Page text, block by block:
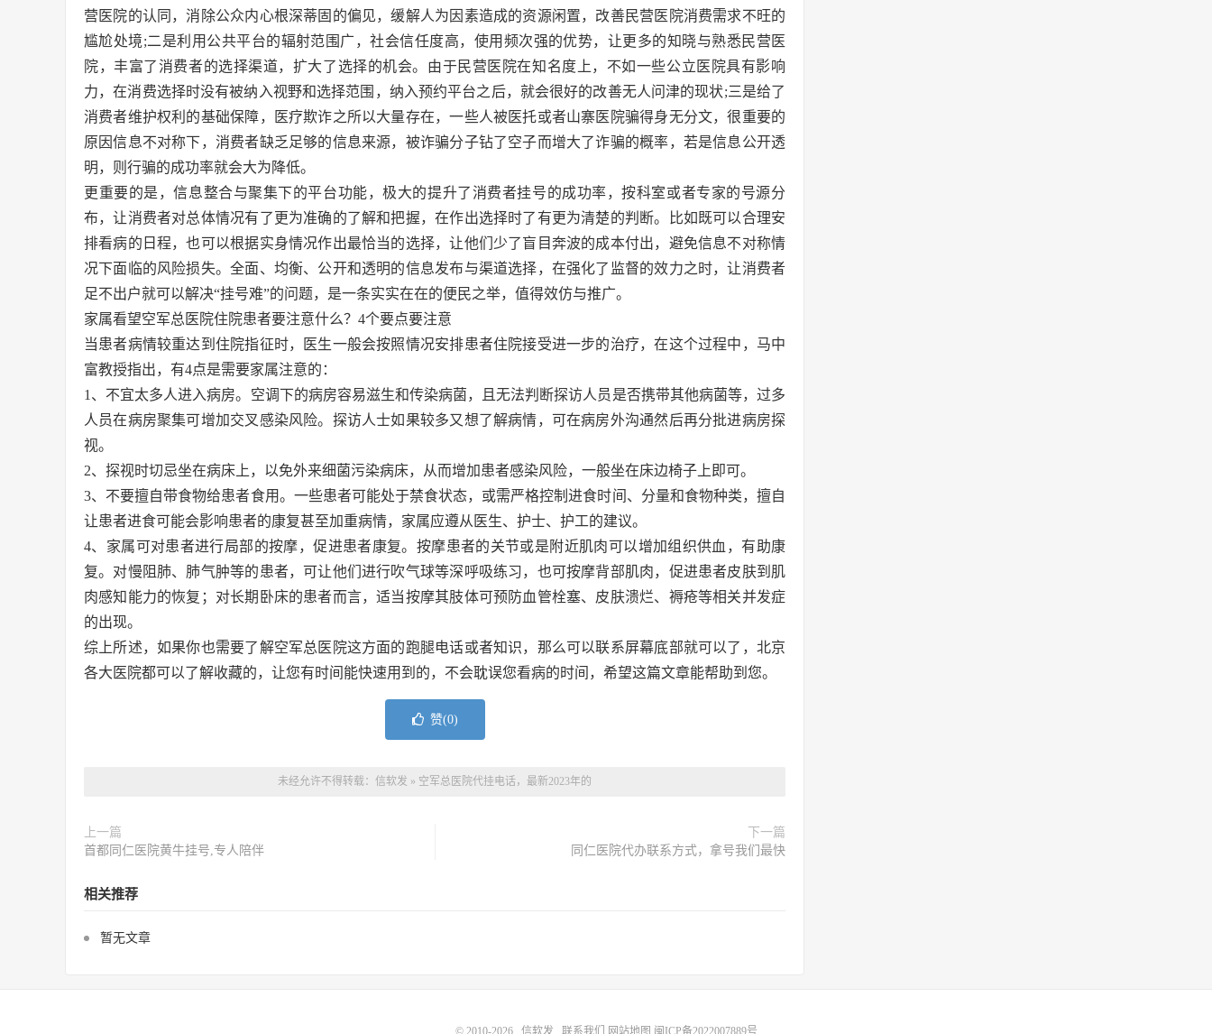
营医院的认同，消除公众内心根深蒂固的偏见，缓解人为因素造成的资源闲置，改善民营医院消费需求不旺的
尴尬处境;二是利用公共平台的辐射范围广，社会信任度高，使用频次强的优势，让更多的知晓与熟悉民营医
院，丰富了消费者的选择渠道，扩大了选择的机会。由于民营医院在知名度上，不如一些公立医院具有影响
力，在消费选择时没有被纳入视野和选择范围，纳入预约平台之后，就会很好的改善无人问津的现状;三是给了
消费者维护权利的基础保障，医疗欺诈之所以大量存在，一些人被医托或者山寨医院骗得身无分文，很重要的
原因信息不对称下，消费者缺乏足够的信息来源，被诈骗分子钻了空子而增大了诈骗的概率，若是信息公开透
明，则行骗的成功率就会大为降低。
更重要的是，信息整合与聚集下的平台功能，极大的提升了消费者挂号的成功率，按科室或者专家的号源分
布，让消费者对总体情况有了更为准确的了解和把握，在作出选择时了有更为清楚的判断。比如既可以合理安
排看病的日程，也可以根据实身情况作出最恰当的选择，让他们少了盲目奔波的成本付出，避免信息不对称情
况下面临的风险损失。全面、均衡、公开和透明的信息发布与渠道选择，在强化了监督的效力之时，让消费者
足不出户就可以解决“挂号难”的问题，是一条实实在在的便民之举，值得效仿与推广。
家属看望空军总医院住院患者要注意什么？4个要点要注意
当患者病情较重达到住院指征时，医生一般会按照情况安排患者住院接受进一步的治疗，在这个过程中，马中
富教授指出，有4点是需要家属注意的：
1、不宜太多人进入病房。空调下的病房容易滋生和传染病菌，且无法判断探访人员是否携带其他病菌等，过多
人员在病房聚集可增加交叉感染风险。探访人士如果较多又想了解病情，可在病房外沟通然后再分批进病房探
视。
2、探视时切忌坐在病床上，以免外来细菌污染病床，从而增加患者感染风险，一般坐在床边椅子上即可。
3、不要擅自带食物给患者食用。一些患者可能处于禁食状态，或需严格控制进食时间、分量和食物种类，擅自
让患者进食可能会影响患者的康复甚至加重病情，家属应遵从医生、护士、护工的建议。
4、家属可对患者进行局部的按摩，促进患者康复。按摩患者的关节或是附近肌肉可以增加组织供血，有助康
复。对慢阻肺、肺气肿等的患者，可让他们进行吹气球等深呼吸练习，也可按摩背部肌肉，促进患者皮肤到肌
肉感知能力的恢复；对长期卧床的患者而言，适当按摩其肢体可预防血管栓塞、皮肤溃烂、褥疮等相关并发症
的出现。
综上所述，如果你也需要了解空军总医院这方面的跑腿电话或者知识，那么可以联系屏幕底部就可以了，北京
各大医院都可以了解收藏的，让您有时间能快速用到的，不会耽误您看病的时间，希望这篇文章能帮助到您。
赞(0)
未经允许不得转载： 信软发 » 空军总医院代挂电话，最新2023年的
上一篇
首都同仁医院黄牛挂号,专人陪伴
下一篇
同仁医院代办联系方式，拿号我们最快
相关推荐
暂无文章
© 2010-2026 信软发 联系我们 网站地图 闽ICP备2022007889号